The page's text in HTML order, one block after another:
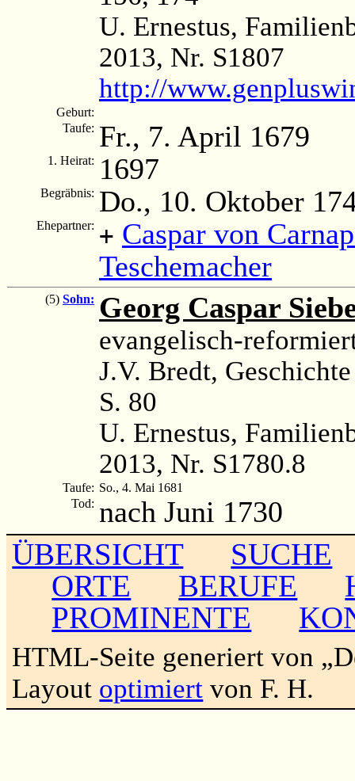
U. Ernestus,
2013, Nr. S1807
http://
Geburt:
Taufe: Fr., 7. April 1679
1. Heirat: 1697
Begräbnis: Do., 10. Oktober
Ehepartner: + Caspar von
Teschemacher
(5) Sohn: Georg Caspar
evangelisch-
J.V. Bredt,
S. 80
U. Ernestus,
2013, Nr. S1780.8
Taufe: So., 4. Mai 1681
Tod: nach Juni 1730
ÜBERSICHT
SUCHE
ORTE
BERUFE
PROMINENTE
HTML-Seite generiert von
Layout optimiert von F. H.